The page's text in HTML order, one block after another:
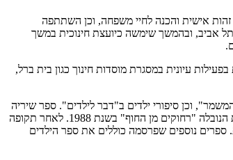
אישית והכנה לחיי משפחה, וכן השתתפה
תל אביב, ובהמשך שימשה כיועצת חינוכית במשך
עיונית במסגרת מוסדות חינוך כגון בית ברל,
וכן סיפורי ילדים ב"דבר לילדים". ספר שיריה
הראשון, "טיפות נשם", ראה אור בשנת 1979 ואף זכה למלגה מקרן ספיר. בהמשך פרסמה את הספר "פתאום לא הכל ברור מאליו" בשנת 1986, הכולל שירים ואגדות, ואת הנובלה "רחוקים מן החוף" בשנת 1988. לאחר תקופה
הטיפולי לבין כתיבתה הפואטית. ספרים נוספים שפרסמה כוללים את ספר הילדים